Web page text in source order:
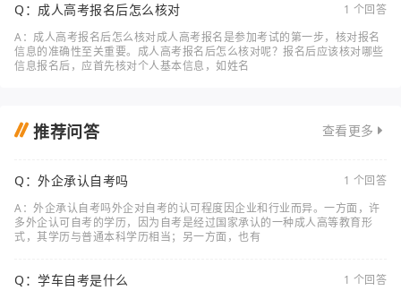
Q：成人高考报名后怎么核对
1 个回答
A：成人高考报名后怎么核对成人高考报名是参加考试的第一步，核对报名
信息的准确性至关重要。成人高考报名后怎么核对呢？报名后应该核对哪些
信息报名后，应首先核对个人基本信息，如姓名
推荐问答 查看更多
Q：外企承认自考吗
1 个回答
A：外企承认自考吗外企对自考的认可程度因企业和行业而异。一方面，许
多外企认可自考的学历，因为自考是经过国家承认的一种成人高等教育形
式，其学历与普通本科学历相当；另一方面，也有
Q：学车自考是什么
1 个回答